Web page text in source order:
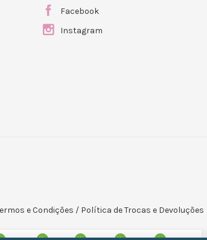
Facebook
Instagram
e Condições / Política de Trocas e Devoluções